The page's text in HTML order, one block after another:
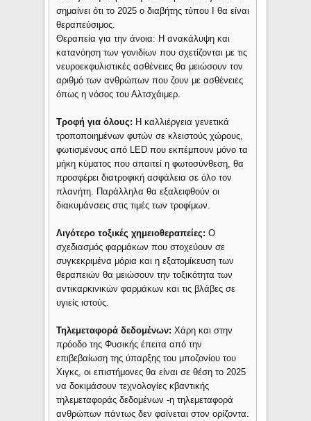
σημαίνει ότι το 2025 ο διαβήτης τύπου Ι θα είναι
θεραπεύσιμος.
Θεραπεία για την άνοια: Η ανακάλυψη και
κατανόηση των γονιδίων που σχετίζονται με τις
νευροεκφυλιστικές ασθένειες θα μειώσουν τον
αριθμό των ανθρώπων που ζουν με ασθένειες
όπως η νόσος του Αλτσχάιμερ.
Τροφή για όλους: Η καλλιέργεια γενετικά
τροποποιημένων φυτών σε κλειστούς χώρους,
φωτισμένους από LED που εκπέμπουν μόνο τα
μήκη κύματος που απαιτεί η φωτοσύνθεση, θα
προσφέρει διατροφική ασφάλεια σε όλο τον
πλανήτη. Παράλληλα θα εξαλειφθούν οι
διακυμάνσεις στις τιμές των τροφίμων.
Λιγότερο τοξικές χημειοθεραπείες: Ο
σχεδιασμός φαρμάκων που στοχεύουν σε
συγκεκριμένα μόρια και η εξατομίκευση των
θεραπειών θα μειώσουν την τοξικότητα των
αντικαρκινικών φαρμάκων και τις βλάβες σε
υγιείς ιστούς.
Τηλεμεταφορά δεδομένων:Χάρη και στην
πρόοδο της Φυσικής έπειτα από την
επιβεβαίωση της ύπαρξης του μποζονίου του
Χιγκς, οι επιστήμονες θα είναι σε θέση το 2025
να δοκιμάσουν τεχνολογίες κβαντικής
τηλεμεταφοράς δεδομένων -η τηλεμεταφορά
ανθρώπων πάντως δεν φαίνεται στον ορίζοντα.